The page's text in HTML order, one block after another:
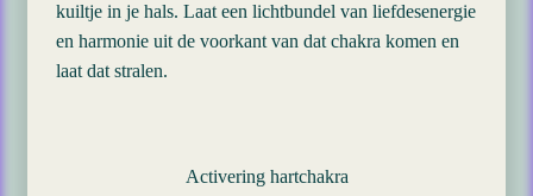
kuiltje in je hals. Laat een lichtbundel van liefdesenergie
en harmonie uit de voorkant van dat chakra komen en
laat dat stralen.
Activering hartchakra